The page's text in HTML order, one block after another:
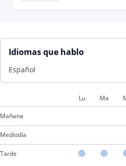
Idiomas que hablo
Español
Lu Ma
Mañana
Mediodía
Tarde